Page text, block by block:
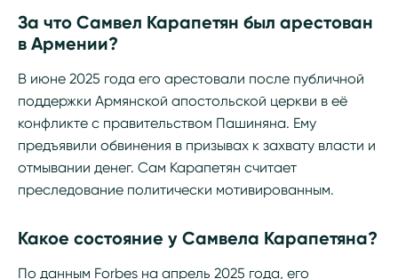
За что Самвел Карапетян был арестован
в Армении?
В июне 2025 года его арестовали после публичной
поддержки Армянской апостольской церкви в её
конфликте с правительством Пашиняна. Ему
предъявили обвинения в призывах к захвату власти и
отмывании денег. Сам Карапетян считает
преследование политически мотивированным.
Какое состояние у Самвела Карапетяна?
По данным Forbes на апрель 2025 года, его